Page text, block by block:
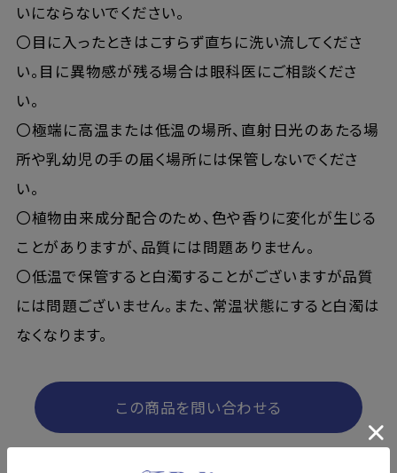
いにならないでください。
〇目に入ったときはこすらず直ちに洗い流してくださ
い。目に異物感が残る場合は眼科医にご相談くださ
い。
〇極端に高温または低温の場所、直射日光のあたる場
所や乳幼児の手の届く場所には保管しないでくださ
い。
〇植物由来成分配合のため、色や香りに変化が生じる
ことがありますが、品質には問題ありません。
〇低温で保管すると白濁することがございますが品質
には問題ございません。また、常温状態にすると白濁は
なくなります。
この商品を問い合わせる